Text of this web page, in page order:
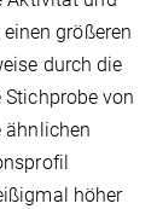
größeren
durch die
von
ähnlichen
höher